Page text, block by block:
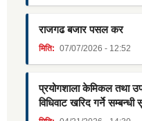
राजगढ बजार पसल कर
मिति: 07/07/2026 - 12:52
प्रयोगशाला केमिकल तथा
विधिवाट खरिद गर्ने सम्बन्धी